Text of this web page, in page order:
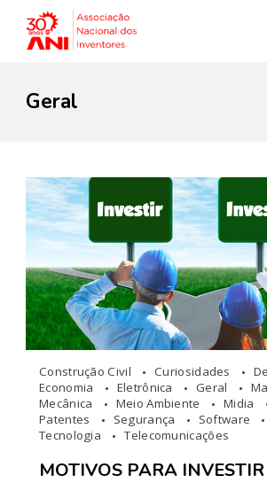
Geral
Construção Civil Curiosidades
Economia
Eletrônica Geral
Mecânica
Meio Ambiente Midia
Patentes
Segurança Software
Tecnologia
Telecomunicações
MOTIVOS PARA